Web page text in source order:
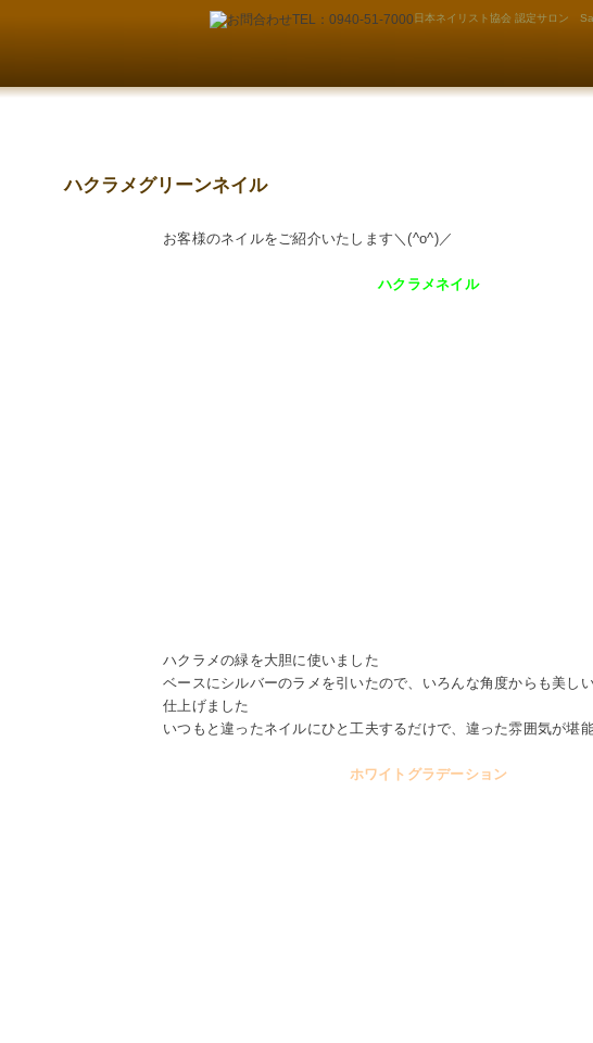
日本ネイリスト協会 認定サロン
ハクラメグリーンネイル
お客様のネイルをご紹介いたします＼(^o^)／
ハクラメネイル
ハクラメの緑を大胆に使いました
ベースにシルバーのラメを引いたので、いろんな角度からも美し
仕上げました
いつもと違ったネイルにひと工夫するだけで、違った雰囲気が堪
ホワイトグラデーション